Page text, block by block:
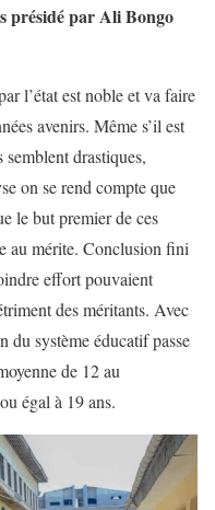
présidé par Ali Bongo
l’état est noble et va faire
avenirs. Même s’il est
semblent drastiques,
on se rend compte que
le but premier de ces
au mérite. Conclusion fini
effort pouvaient
des méritants. Avec
du système éducatif passe
de 12 au
égal à 19 ans.